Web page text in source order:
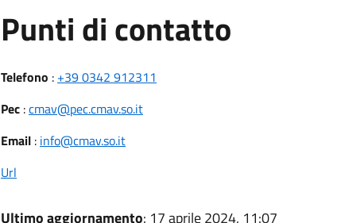
Punti di contatto
Telefono : +39 0342 912311
Pec:cmav@pec.cmav.so.it
Email: info@cmav.so.it
Url
Ultimo aggiornamento: 17 aprile 2024, 11:07